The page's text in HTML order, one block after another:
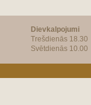
Dievkalpojumi
Trešdienās 18.30
Svētdienās 10.00